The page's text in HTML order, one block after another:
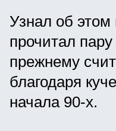
Узнал об
прочитал
прежнему
благодаря
начала 90-х.